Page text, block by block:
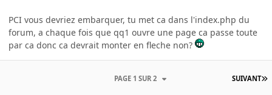
PCI vous devriez embarquer, tu met ca dans l'index.php du
forum, a chaque fois que qq1 ouvre une page ca passe toute
par ca donc ca devrait monter en fleche non?
SUIVANT
PAGE 1 SUR 2